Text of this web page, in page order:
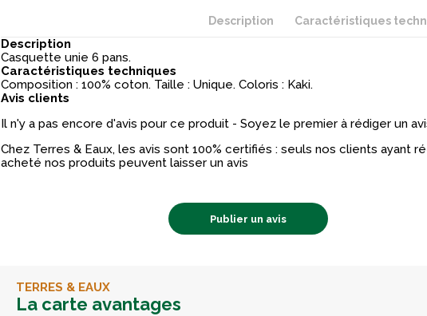
Description Caractéristiques
Description
Casquette unie 6 pans.
Caractéristiques techniques
Composition : 100% coton. Taille : Unique. Coloris : Kaki.
Avis clients
Il n'y a pas encore d'avis pour ce produit - Soyez le premier à rédiger un
Chez Terres & Eaux, les avis sont 100% certifiés : seuls nos clients ayant
acheté nos produits peuvent laisser un avis
Publier un avis
TERRES & EAUX
La carte avantages